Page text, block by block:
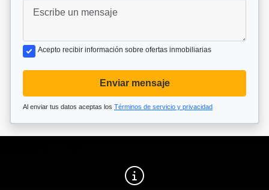
Acepto recibir información sobre ofertas inmobiliarias
Enviar mensaje
Al enviar tus datos aceptas los Términos de servicio y privacidad